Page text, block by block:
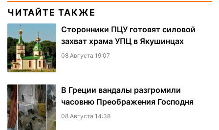
ЧИТАЙТЕ ТАКЖЕ
Сторонники ПЦУ готовят силовой
захват храма УПЦ в Якушинцах
08 Августа 19:07
В Греции вандалы разгромили
часовню Преображения Господня
08 Августа 14:38